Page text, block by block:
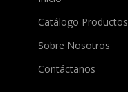
Catálogo Productos
Sobre Nosotros
Contáctanos